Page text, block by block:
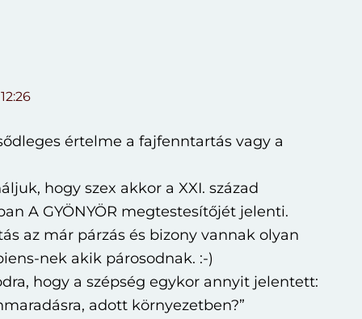
értelme a fajfenntartás vagy a
hogy szex akkor a XXI. század
A GYÖNYÖR megtestesítőjét jelenti.
az már párzás és bizony vannak olyan
nek akik párosodnak. :-)
hogy a szépség egykor annyit jelentett:
adott környezetben?”